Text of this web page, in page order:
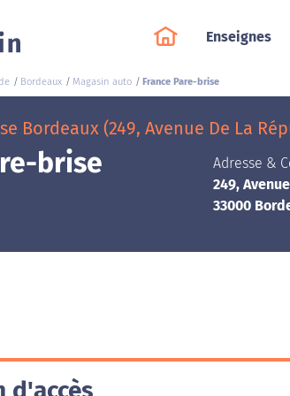
Enseignes
Bordeaux Magasin auto France Pare-brise
Bordeaux (249, Avenue De La
brise
Adresse &
249,
33000